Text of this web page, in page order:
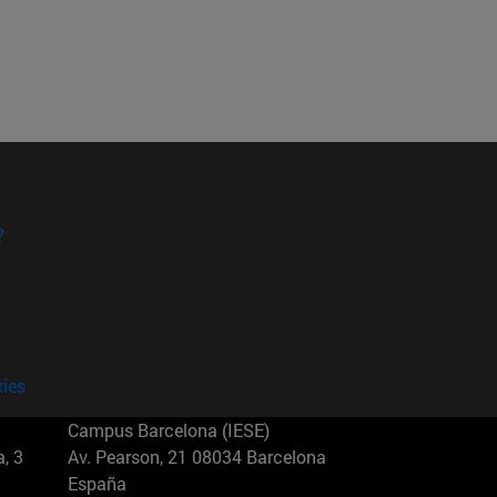
3
Campus Barcelona (IESE)
Av. Pearson, 21 08034 Barcelona
España